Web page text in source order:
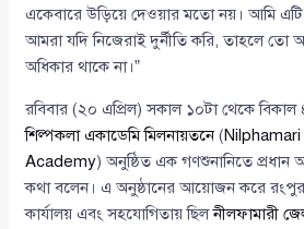
একেবারে উড়িয়ে দেওয়ার মতো নয়। আমি
আমরা যদি নিজেরাই দুর্নীতি করি, তাহলে
অধিকার থাকে না।”
রবিবার (২০ এপ্রিল) সকাল ১০টা থেকে বিকাল
শিল্পকলা একাডেমি মিলনায়তনে(
Academy) অনুষ্ঠিত এক গণশুনানিতে প্রধান
কথা বলেন। এ অনুষ্ঠানের আয়োজন করে রংপুর
কার্যালয় এবং সহযোগিতায় ছিলনীলফামারী